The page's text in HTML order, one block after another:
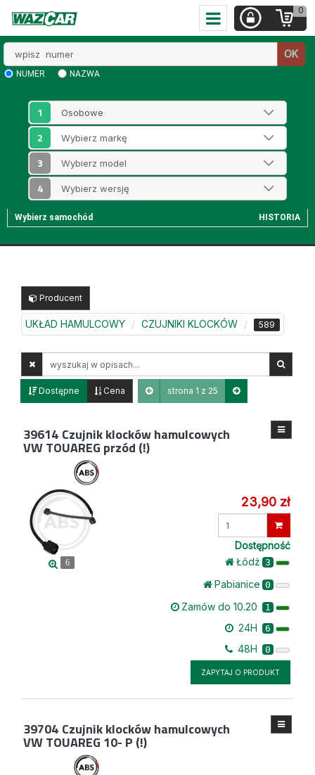
0
numer
OK
NUMER NAZWA
1
2
3
4
Wybierz samochód HISTORIA
Producent
UKŁAD HAMULCOWY CZUJNIKI KLOCKÓW 589
opisach
Dostępne Cena strona 1 z 25
39614 Czujnik klocków hamulcowych
VW TOUAREG przód (!)
6
23,90 zł
Dostępność
Łódż 3
Pabianice 0
Zamów do 10.20 1
24H 6
48H 0
ZAPYTAJ O PRODUKT
39704 Czujnik klocków hamulcowych
VW TOUAREG 10- P (!)